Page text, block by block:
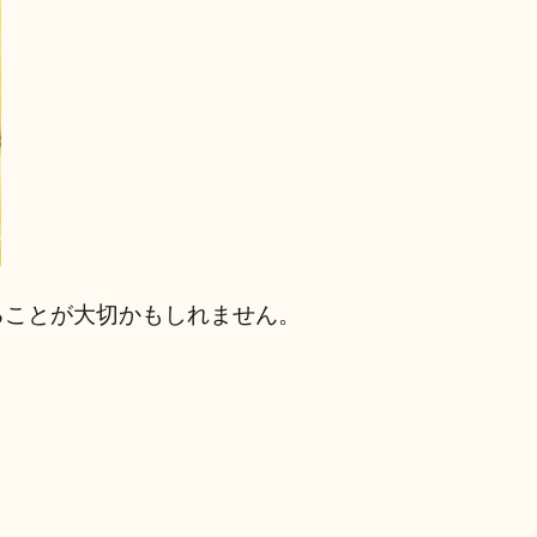
とが大切かもしれません。